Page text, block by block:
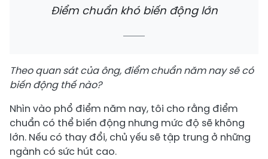
Điểm chuẩn khó biến động lớn
Theo quan sát của ông, điểm chuẩn năm nay sẽ có
biến động thế nào?
Nhìn vào phổ điểm năm nay, tôi cho rằng điểm
chuẩn có thể biến động nhưng mức độ sẽ không
lớn. Nếu có thay đổi, chủ yếu sẽ tập trung ở những
ngành có sức hút cao.